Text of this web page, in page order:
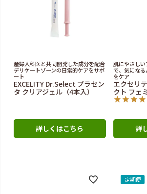
産婦人科医と共同開発した成分を配合
デリケートゾーンの日常的ケアをサポ
ート
EXCELITY Dr.Select プラセン
タ クリアジェル（4本入）
詳しくはこちら
肌にやさし
で、気にな
をケア
エクセリ
クト フェ
詳
定期便